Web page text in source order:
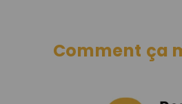
Comment ça